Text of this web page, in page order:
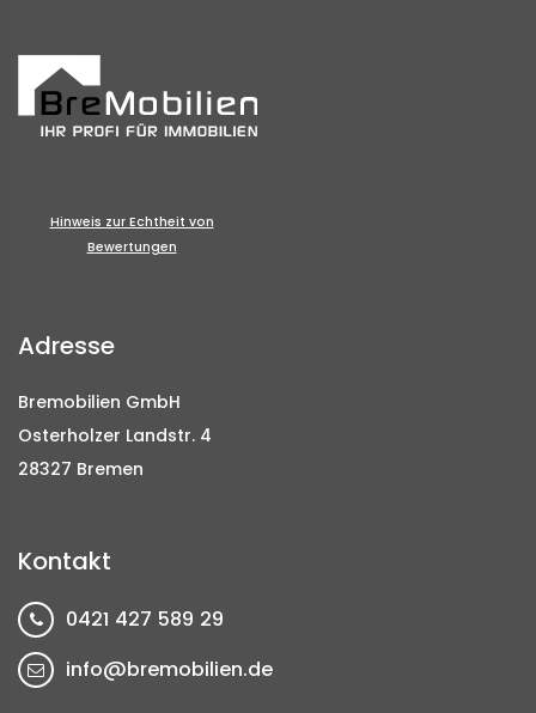
Hinweis zur Echtheit von
Bewertungen
Adresse
Bremobilien GmbH
Osterholzer Landstr. 4
28327 Bremen
Kontakt
0421 427 589 29
info@bremobilien.de